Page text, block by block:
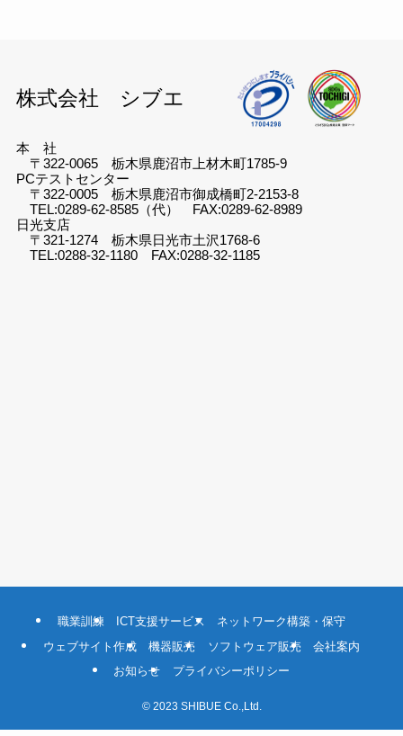
株式会社 シブエ
本 社
〒322-0065 栃木県鹿沼市上材木町1785-9
PCテストセンター
〒322-0005 栃木県鹿沼市御成橋町2-2153-8
TEL:0289-62-8585（代） FAX:0289-62-8989
日光支店
〒321-1274 栃木県日光市土沢1768-6
TEL:0288-32-1180 FAX:0288-32-1185
職業訓練 ICT支援サービス
ネットワーク構築・保守
ウェブサイト作成
機器販売 ソフトウェア販売
会社案内
お知らせ
プライバシーポリシー
©2023 SHIBUE Co.,Ltd.